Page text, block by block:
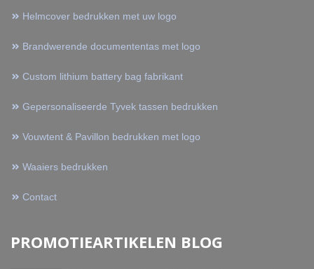
Helmcover bedrukken met uw logo
Brandwerende documententas met logo
Custom lithium battery bag fabrikant
Gepersonaliseerde Tyvek tassen bedrukken
Vouwtent & Pavillon bedrukken met logo
Waaiers bedrukken
Contact
PROMOTIEARTIKELEN BLOG